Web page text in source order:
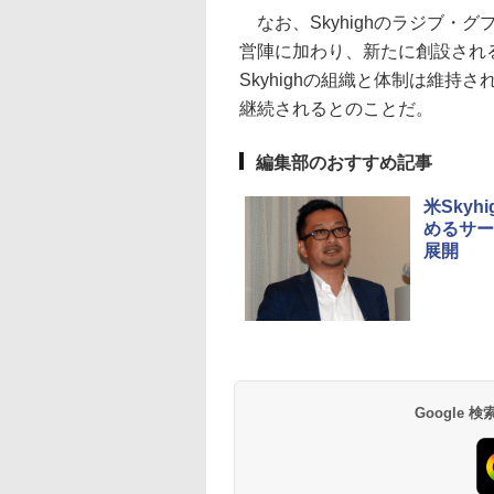
なお、Skyhighのラジブ・グ
営陣に加わり、新たに創設さ
Skyhighの組織と体制は維持さ
継続されるとのことだ。
編集部のおすすめ記事
米
めるサ
展開
Google 検